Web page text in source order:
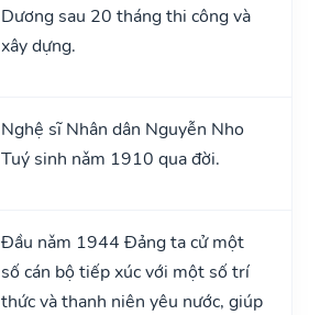
Dương sau 20 tháng thi công và
xây dựng.
Nghệ sĩ Nhân dân Nguyễn Nho
Tuý sinh nǎm 1910 qua đời.
Đầu nǎm 1944 Đảng ta cử một
số cán bộ tiếp xúc với một số trí
thức và thanh niên yêu nước, giúp